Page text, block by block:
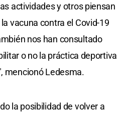
actividades y otros piensan
vacuna contra el Covid-19
nos han consultado
o no la práctica deportiva
mencionó Ledesma.
la posibilidad de volver a